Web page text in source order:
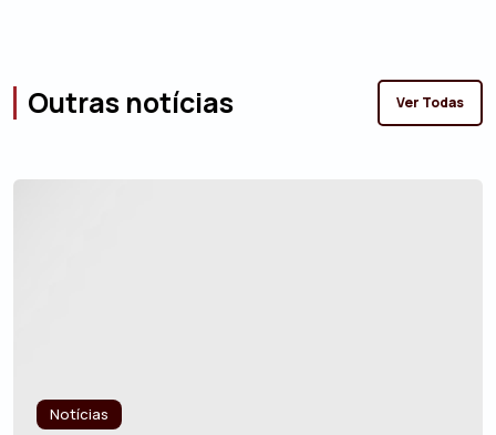
Outras notícias Ver Todas
Notícias